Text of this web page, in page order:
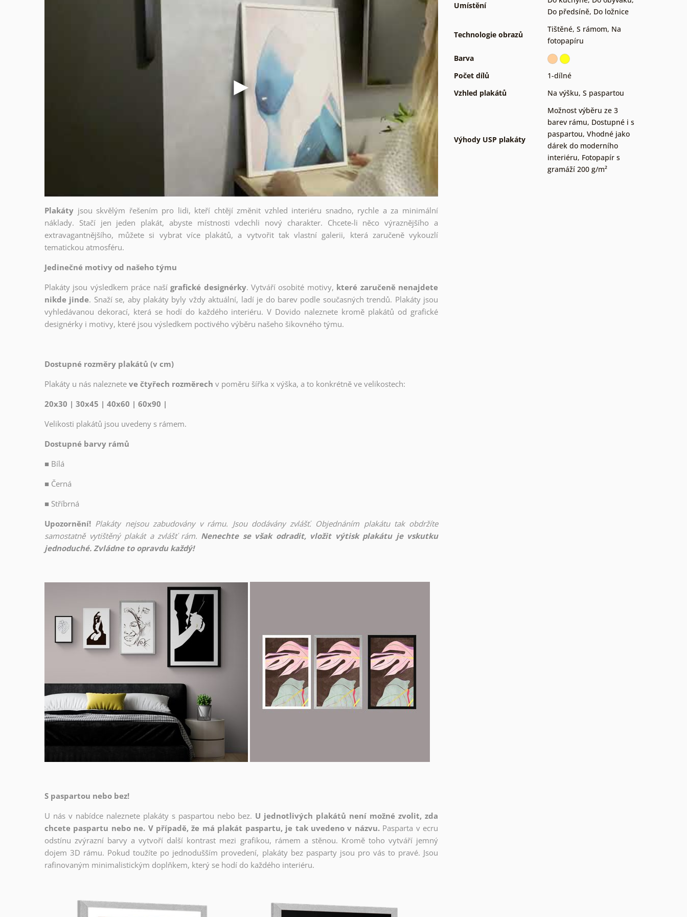
Plakáty jsou skvělým řešením pro lidi, kteří chtějí změnit vzhled interiéru snadno, rychle a za minimální
náklady. Stačí jen jeden plakát, abyste místnosti vdechli nový charakter. Chcete-li něco výraznějšího a
extravagantnějšího, můžete si vybrat více plakátů, a vytvořit tak vlastní galerii, která zaručeně vykouzlí
tematickou atmosféru.
Jedinečné motivy od našeho týmu
Plakáty jsou výsledkem práce naší grafické designérky. Vytváří osobité motivy, které zaručeně nenajdete
nikde jinde. Snaží se, aby plakáty byly vždy aktuální, ladí je do barev podle současných trendů. Plakáty jsou
vyhledávanou dekorací, která se hodí do každého interiéru. V Dovido naleznete kromě plakátů od grafické
designérky i motivy, které jsou výsledkem poctivého výběru našeho šikovného týmu.
Dostupné rozměry plakátů (v cm)
Plakáty u nás naleznete ve čtyřech rozměrech v poměru šířka x výška, a to konkrétně ve velikostech:
20x30 | 30x45 | 40x60 | 60x90 |
Velikosti plakátů jsou uvedeny s rámem.
Dostupné barvy rámů
■ Bílá
■ Černá
■ Stříbrná
Upozornění! Plakáty nejsou zabudovány v rámu. Jsou dodávány zvlášť. Objednáním plakátu tak obdržíte
samostatně vytištěný plakát a zvlášť rám. Nenechte se však odradit, vložit výtisk plakátu je vskutku
jednoduché. Zvládne to opravdu každý!
S paspartou nebo bez!
U nás v nabídce naleznete plakáty s paspartou nebo bez. U jednotlivých plakátů není možné zvolit, zda
chcete paspartu nebo ne. V případě, že má plakát paspartu, je tak uvedeno v názvu. Pasparta v ecru
odstínu zvýrazní barvy a vytvoří další kontrast mezi grafikou, rámem a stěnou. Kromě toho vytváří jemný
dojem 3D rámu. Pokud toužíte po jednodušším provedení, plakáty bez pasparty jsou pro vás to pravé. Jsou
rafinovaným minimalistickým doplňkem, který se hodí do každého interiéru.
Umístění
Do předsíně, Do ložnice
Technologie obrazů
Tištěné, S rámom, Na
fotopapíru
Barva
Počet dílů
1-dílné
Vzhled plakátů
Na výšku, S paspartou
Výhody USP plakáty
Možnost výběru ze 3
barev rámu, Dostupné i s
paspartou, Vhodné jako
dárek do moderního
interiéru, Fotopapír s
gramáží 200 g/m²